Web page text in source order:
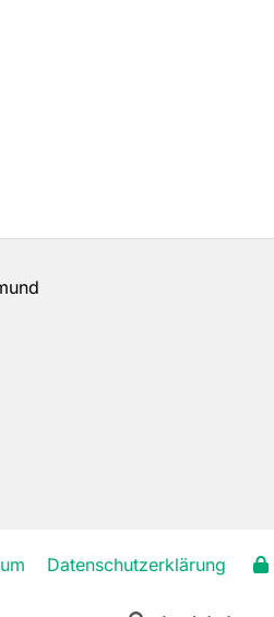
Datenschutzerklärung